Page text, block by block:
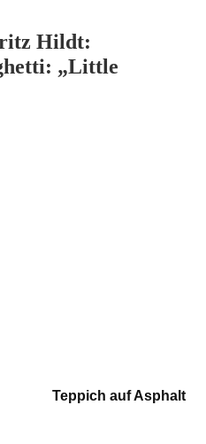
Hildt:
„Little
Teppich auf Asphalt